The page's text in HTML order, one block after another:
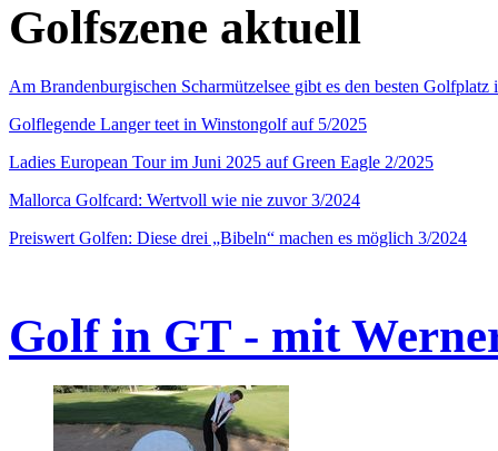
Golfszene aktuell
Am Brandenburgischen Scharmützelsee gibt es den besten
Golflegende Langer teet in Winstongolf auf 5/2025
Ladies European Tour im Juni 2025 auf Green Eagle 2/2025
Mallorca Golfcard: Wertvoll wie nie zuvor 3/2024
Preiswert Golfen: Diese drei „Bibeln“ machen es möglich 3/2024
Golf in GT - mit